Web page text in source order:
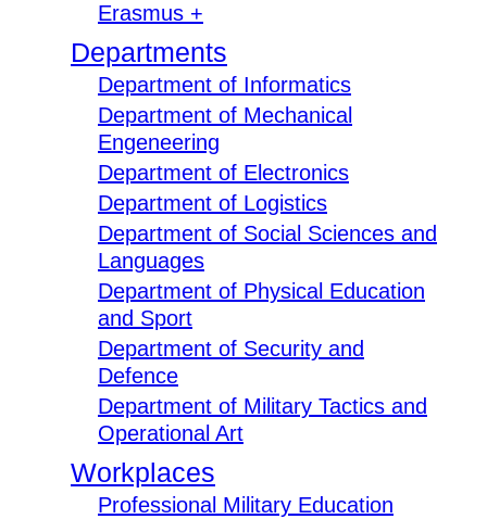
Erasmus +
Departments
Department of Informatics
Department of Mechanical
Engeneering
Department of Electronics
Department of Logistics
Department of Social Sciences and
Languages
Department of Physical Education
and Sport
Department of Security and
Defence
Department of Military Tactics and
Operational Art
Workplaces
Professional Military Education